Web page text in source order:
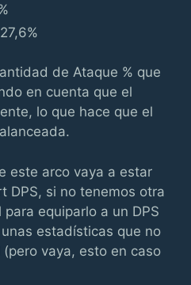
de Ataque % que
en cuenta que el
lo que hace que el
este arco vaya a estar
DPS, si no tenemos otra
equiparlo a un DPS
estadísticas que no
vaya, esto en caso